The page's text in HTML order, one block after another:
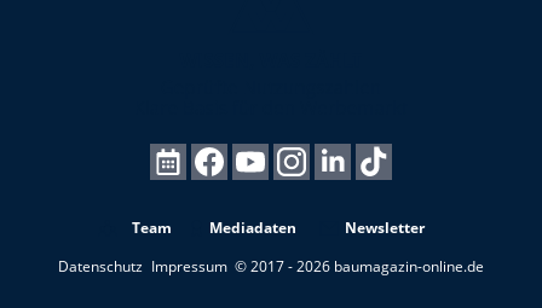
Team Mediadaten
Newsletter
Datenschutz Impressum © 2017 - 2026 baumagazin-online.de